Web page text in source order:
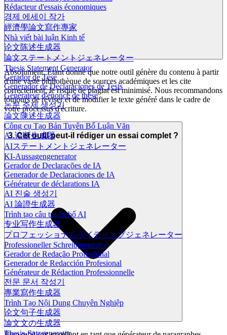
Rédacteur d'essais économiques
경제 에세이 작가
經濟學論文寫作專家
Nhà viết bài luận Kinh tế
论文陈述生成器
論文ステートメントジェネレーター
Thesis Statement Generator
Gerador de Tese
Generador de Declaraciones de Tesis
Générateur d'énoncé de thèse
논문 주제 생성기
論文陳述生成器
Công cụ Tạo Bản Tuyên Bố Luận Văn
AI 论断生成器
AIステートメントジェネレーター
KI-Aussagengenerator
Gerador de Declarações de IA
Generador de Declaraciones de IA
Générateur de déclarations IA
AI 진술 생성기
AI 論證生成器
Trình tạo câu tuyên bố AI
专业写作生成器
プロフェッショナルライティングジェネレーター
Professioneller Schreibgenerator
Gerador de Redação Profissional
Generador de Redacción Profesional
Générateur de Rédaction Professionnelle
전문 문서 작성기
專業寫作生成器
Trình Tạo Nội Dung Chuyên Nghiệp
论文句子生成器
論文文の生成器
Thesis-Satzgenerator
Absolument. Étant donné que notre outil génère du contenu à partir
d'une vaste bibliothèque de sources académiques et les cite
correctement, le risque de plagiat est minimisé. Nous recommandons
toujours de réviser et de modifier le texte généré dans le cadre de
votre processus d'écriture.
3. Cet outil peut-il rédiger un essai complet ?